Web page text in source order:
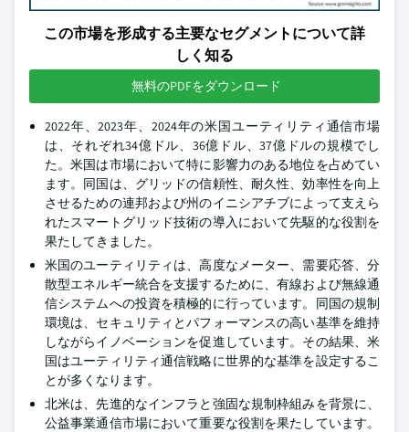
この市場を形成する主要なセグメントについて詳
しく知る
無料のPDFをダウンロード
2022年、2023年、2024年の米国ユーティリティ通信市場
は、それぞれ34億ドル、36億ドル、37億ドルの規模でし
た。米国は市場において特に影響力のある地位を占めてい
ます。同国は、グリッドの信頼性、耐久性、効率性を向上
させるための連邦および州のイニシアチブによって支えら
れたスマートグリッド技術の導入において先駆的な役割を
果たしてきました。
米国のユーティリティは、高度なメーター、需要応答、分
散型エネルギー統合を支援するために、有線および無線通
信システムへの投資を積極的に行っています。同国の規制
環境は、セキュリティとパフォーマンスの高い基準を維持
しながらイノベーションを促進しています。その結果、米
国はユーティリティ通信戦略に世界的な基準を設定するこ
とが多くなります。
北米は、先進的なインフラと強固な規制枠組みを背景に、
公益事業通信市場において重要な役割を果たしています。